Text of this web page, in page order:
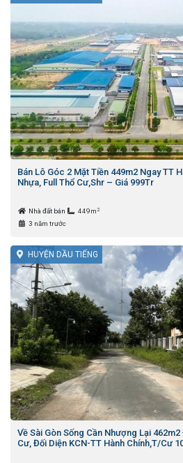
Bán Lô Góc 2 Mặt Tiền 449m2 Ngay TT
Nhựa, Full Thổ Cư,Shr – Giá 999Tr
Nhà đất bán 449m 2
3 năm trước
HUYỆN DẦU TIẾNG
Về Sài Gòn Sống Cần Nhượng Lại
Cư, Đối Diện KCN-TT Hành Chính,T/Cư